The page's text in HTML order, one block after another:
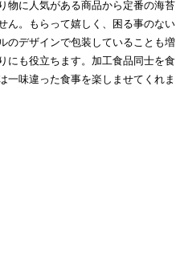
物に人気がある商品から定番の海苔
ん。もらって嬉しく、困る事のない
のデザインで包装していることも増
にも役立ちます。加工食品同士を食
一味違った食事を楽しませてくれま